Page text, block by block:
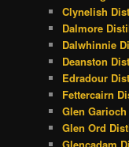
Clynelish
Dalmore
Dalwhinnie
Deanston
Edradour
Fettercairn
Glen
Glen Ord